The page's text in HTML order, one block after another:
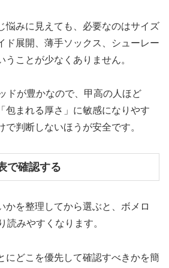
悩みに見えても、必要なのはサイズ
ド展開、薄手ソックス、シューレー
うことが少なくありません。
ドが豊かなので、甲高の人ほど
包まれる厚さ」に敏感になりやす
で判断しないほうが安全です。
で確認する
かを整理してから選ぶと、ボメロ
読みやすくなります。
にどこを優先して確認すべきかを簡